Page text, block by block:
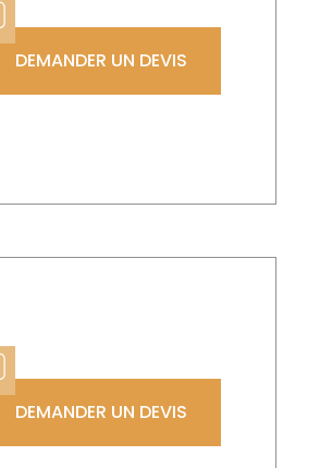
DEMANDER UN DEVIS
DEMANDER UN DEVIS